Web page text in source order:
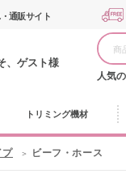
通販サイト
、ゲスト様
人気
トリミング機材
プ ビーフ・ホース